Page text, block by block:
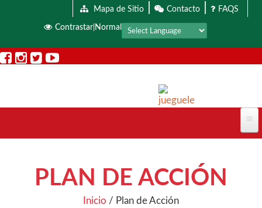
Pasar al contenido principalMapa de Sitio| Contacto| FAQS
Contrastar| Normal
PLAN DE ACCIÓN
Inicio / Plan de Acción